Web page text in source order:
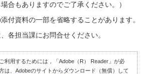
場合もありますのでご了承ください。）
付資料の一部を省略することがあります。
各担当課にお問合せください。
利用するためには，「Adobe（R） Reader」が必
は、Adobeのサイトからダウンロード（無償）して